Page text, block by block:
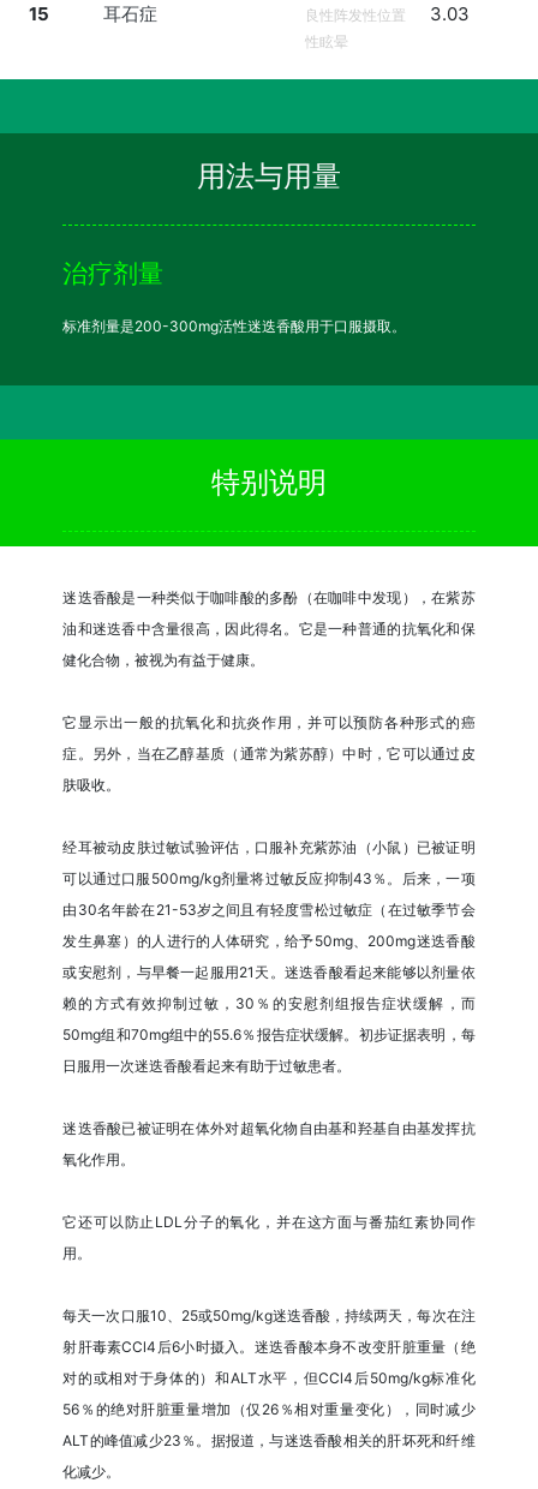
15 耳石症
良性阵发性位置
性眩晕
3.03
用法与用量
治疗剂量
标准剂量是200-300mg活性迷迭香酸用于口服摄取。
特别说明
迷迭香酸是一种类似于咖啡酸的多酚（在咖啡中发现），在紫苏
油和迷迭香中含量很高，因此得名。它是一种普通的抗氧化和保
健化合物，被视为有益于健康。
它显示出一般的抗氧化和抗炎作用，并可以预防各种形式的癌
症。另外，当在乙醇基质（通常为紫苏醇）中时，它可以通过皮
肤吸收。
经耳被动皮肤过敏试验评估，口服补充紫苏油（小鼠）已被证明
可以通过口服500mg/kg剂量将过敏反应抑制43％。后来，一项
由30名年龄在21-53岁之间且有轻度雪松过敏症（在过敏季节会
发生鼻塞）的人进行的人体研究，给予50mg、200mg迷迭香酸
或安慰剂，与早餐一起服用21天。迷迭香酸看起来能够以剂量依
赖的方式有效抑制过敏，30％的安慰剂组报告症状缓解，而
50mg组和70mg组中的55.6％报告症状缓解。初步证据表明，每
日服用一次迷迭香酸看起来有助于过敏患者。
迷迭香酸已被证明在体外对超氧化物自由基和羟基自由基发挥抗
氧化作用。
它还可以防止LDL分子的氧化，并在这方面与番茄红素协同作
用。
每天一次口服10、25或50mg/kg迷迭香酸，持续两天，每次在注
射肝毒素CCl4后6小时摄入。迷迭香酸本身不改变肝脏重量（绝
对的或相对于身体的）和ALT水平，但CCl4后50mg/kg标准化
56％的绝对肝脏重量增加（仅26％相对重量变化），同时减少
ALT的峰值减少23％。据报道，与迷迭香酸相关的肝坏死和纤维
化减少。